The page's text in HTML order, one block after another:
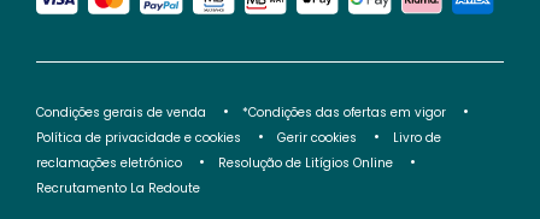
Condições gerais de venda
*Condições das ofertas em vigor
Política de privacidade e cookies
Gerir cookies
Livro de
reclamações eletrónico
Resolução de Litígios Online
Recrutamento La Redoute